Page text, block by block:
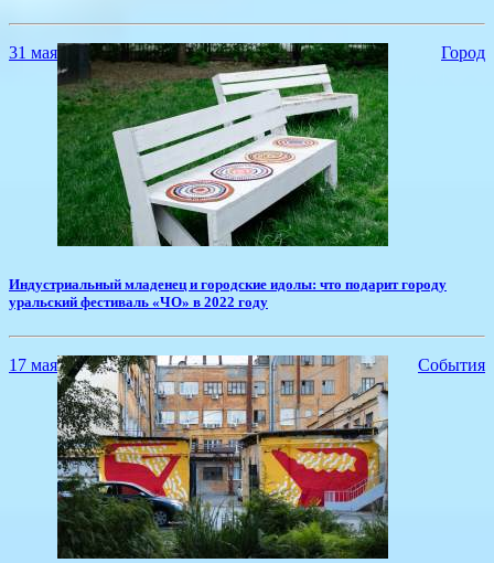
31 мая Город
​Индустриальный младенец и городские идолы: что подарит городу
уральский фестиваль «ЧО» в 2022 году
17 мая События